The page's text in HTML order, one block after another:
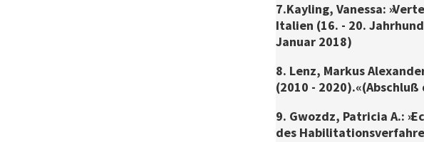
7.Kayling, Vanessa:
Italien (16. - 20.
Januar 2018)
8. Lenz, Markus
(2010 - 2020).«
9. Gwozdz, Patricia A.:
des